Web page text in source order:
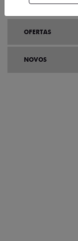
OFERTAS
NOVOS